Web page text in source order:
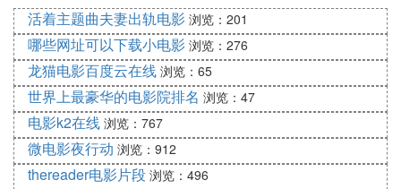
活着主题曲夫妻出轨电影 浏览：201
哪些网址可以下载小电影 浏览：276
龙猫电影百度云在线 浏览：65
世界上最豪华的电影院排名 浏览：47
电影k2在线 浏览：767
微电影夜行动 浏览：912
thereader电影片段 浏览：496